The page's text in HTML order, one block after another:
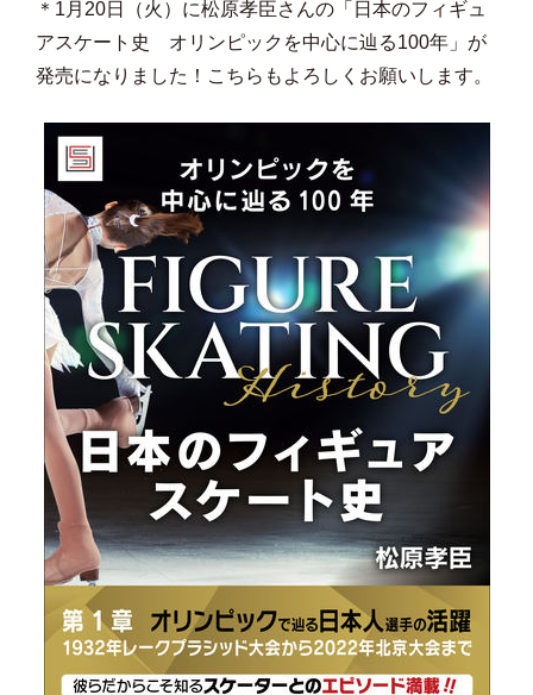
＊1月20日（火）に松原孝臣さんの「日本のフィギュ
アスケート史 オリンピックを中心に辿る100年」が
発売になりました！こちらもよろしくお願いします。